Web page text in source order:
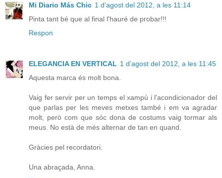
Mi Diario Más Chic 1 d’agost del 2012, a les 11:14
Pinta tant bé que al final l'hauré de probar!!!
Respon
ELEGANCIA EN VERTICAL 1 d’agost del 2012, a les 11:45
Aquesta marca és molt bona.
Vaig fer servir per un temps el xampú i l'acondicionador del
que parlas per les meves metxes també i em va agradar
molt, però com que sóc dona de costums vaig tormar als
meus. No està de més alternar de tan en quand.
Gràcies pel recordatori.
Una abraçada, Anna.